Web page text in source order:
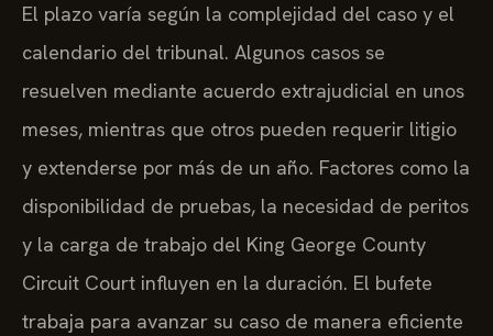
El plazo varía según la complejidad del caso y el
calendario del tribunal. Algunos casos se
resuelven mediante acuerdo extrajudicial en unos
meses, mientras que otros pueden requerir litigio
y extenderse por más de un año. Factores como la
disponibilidad de pruebas, la necesidad de peritos
y la carga de trabajo del King George County
Circuit Court influyen en la duración. El bufete
trabaja para avanzar su caso de manera eficiente